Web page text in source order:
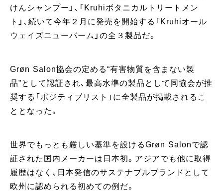
けんシャンプー」、「Kruhiボタニカルトリートメン
ト」、続いて今年２月に発売を開始する「Kruhiオール
ウェイズニューバーム」の全３製品だ。
Grøn Salon協会の定める“有害物質を含まない製
品”として認証され、最高水準の製品として同協会が推
奨する「ポジティブリスト」に全製品が掲載されるこ
ととなった。
世界でもっとも厳しい基準を設けるGrøn Salonで認
証された国内メーカーは日本初。アジアでも他に取得
履歴はなく、日本発信のサステナブルブランドとして
欧州に認められる初めての例だ。